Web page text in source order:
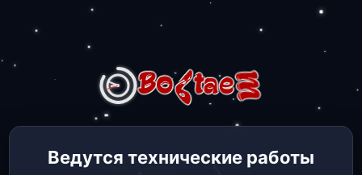
Ведутся технические работы